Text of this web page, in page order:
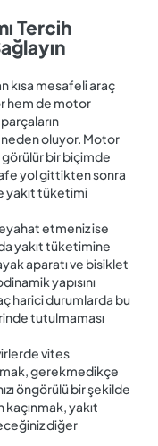
Tercih
kısa mesafeli araç
hem de motor
neden oluyor. Motor
görülür bir biçimde
yol gittikten sonra
yakıt tüketimi
etmeniz ise
yakıt tüketimine
aparatı ve bisiklet
yapısını
harici durumlarda bu
tutulmaması
vites
gerekmedikçe
öngörülü bir şekilde
yakıt
diğer